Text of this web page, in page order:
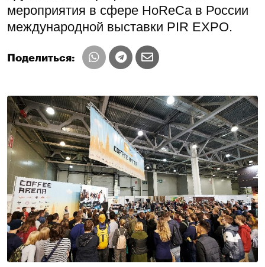
мероприятия в сфере HoReCa в России
международной выставки PIR EXPO.
Поделиться: